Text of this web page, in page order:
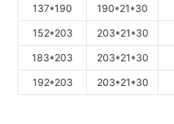
137*190 190*21*30
152*203 203*21*30
183*203 203*21*30
192*203 203*21*30